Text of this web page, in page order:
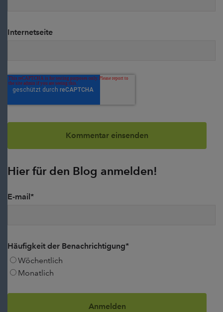
Internetseite
Hier für den Blog anmelden!
E-mail*
Häufigkeit der Benachrichtigung*
Wöchentlich
Monatlich